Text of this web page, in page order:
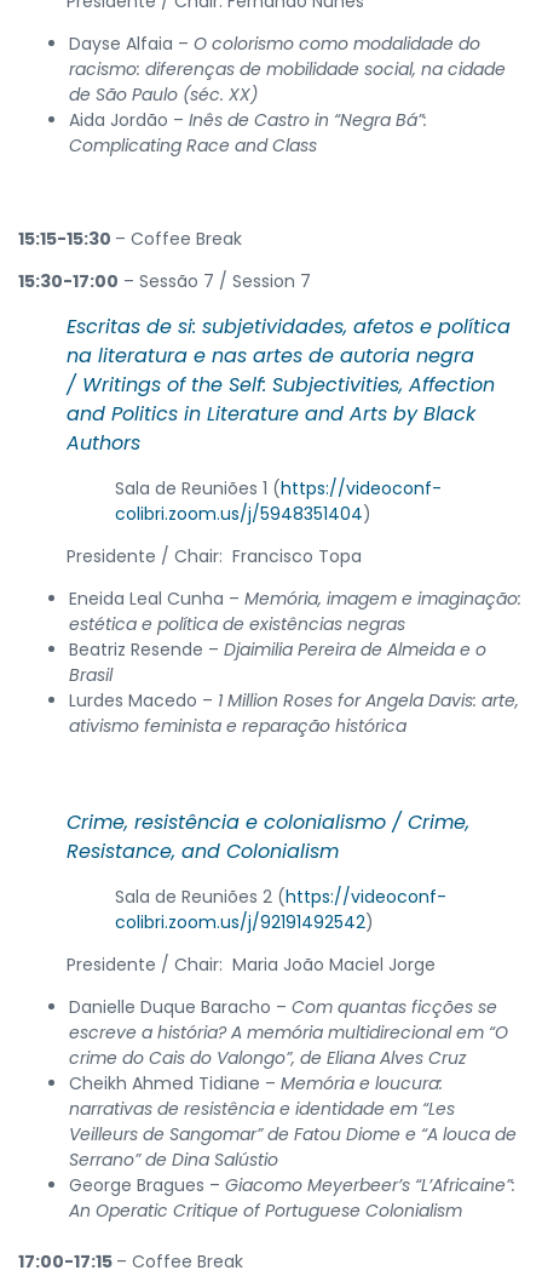
Dayse Alfaia – O colorismo como modalidade do
racismo: diferenças de mobilidade social, na cidade
de São Paulo (séc. XX)
Aida Jordão – Inês de Castro in “Negra Bá”:
Complicating Race and Class
15:15-15:30 – Coffee Break
15:30-17:00 – Sessão 7 / Session 7
Escritas de si: subjetividades, afetos e política
na literatura e nas artes de autoria negra
/ Writings of the Self: Subjectivities, Affection
and Politics in Literature and Arts by Black
Authors
Sala de Reuniões 1 (https://videoconf-
colibri.zoom.us/j/5948351404)
Presidente / Chair: Francisco Topa
Eneida Leal Cunha – Memória, imagem e imaginação:
estética e política de existências negras
Beatriz Resende – Djaimilia Pereira de Almeida e o
Brasil
Lurdes Macedo – 1 Million Roses for Angela Davis: arte,
ativismo feminista e reparação histórica
Crime, resistência e colonialismo / Crime,
Resistance, and Colonialism
Sala de Reuniões 2 (https://videoconf-
colibri.zoom.us/j/92191492542)
Presidente / Chair: Maria João Maciel Jorge
Danielle Duque Baracho – Com quantas ficções se
escreve a história? A memória multidirecional em “O
crime do Cais do Valongo”, de Eliana Alves Cruz
Cheikh Ahmed Tidiane – Memória e loucura:
narrativas de resistência e identidade em “Les
Veilleurs de Sangomar” de Fatou Diome e “A louca de
Serrano” de Dina Salústio
George Bragues – Giacomo Meyerbeer’s “L’Africaine”:
An Operatic Critique of Portuguese Colonialism
17:00-17:15 – Coffee Break